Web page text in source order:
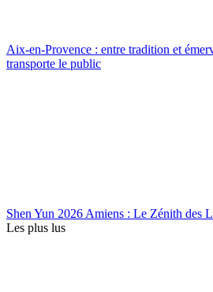
Aix-en-Provence : entre tradition et
transporte le public
Shen Yun 2026 Amiens : Le Zénith des
Les plus lus